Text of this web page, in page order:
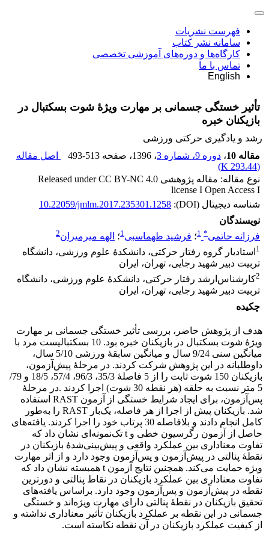
فهرست نشریات
سامانه نشر کتاب
کارگاه‌ها و دوره‌های آموزشی تخصصی
تماس با ما
English
تأثیر خستگی جسمانی بر مهارت ویژۀ شوت بسکتبال در
بازیکنان خبره
رشد و یادگیری حرکتی ورزشی
مقاله 10
، دوره 9، شماره 3 ، 1396 ، صفحه 493-513
اصل مقاله
(
293.44 K
)
نوع مقاله: مقاله پژوهشی Released under CC BY-NC 4.0
license I Open Access I
شناسه دیجیتال (DOI):
10.22059/jmlm.2017.235301.1258
نویسندگان
فرزانه حاتمی*
1؛ فرشید طهماسبی1؛ الهه میرمیران2
1 استادیار گروه رفتار حرکتی، دانشکدۀ علوم ورزشی، دانشگاه
تربیت دبیر شهید رجایی، تهران، ایران
2کارشناس‌ارشد رفتار حرکتی، دانشکدۀ علوم ورزشی، دانشگاه
تربیت دبیر شهید رجایی، تهران، ایران
چکیده
هدف از پژوهش حاضر، بررسی تأثیر خستگی جسمانی بر مهارت
ویژۀ شوت بسکتبال در بازیکنان خبره بود. 10 بسکتبالیست مرد با
میانگین سنی 9/24 سال و میانگین سابقۀ ورزشی 5/10 سال،
داوطلبانه در این پژوهش شرکت کردند. در مرحلۀ پیش‌آزمون،
بازیکنان 150 شوت ثابت را از 5 فاصلۀ 35/3، 96/3، 57/4، 18/5 و 79/
5 متر نسبت به حلقه (هر نقطه 30 شوت) اجرا کردند .در مرحلۀ
پس‌آزمون، برای ایجاد شرایط خستگی از آزمون RAST استفاده
شد. بازیکنان پیش از اجرا از هر فاصله، یک‌بار RAST را به‌طور
کامل انجام دادند و بلافاصله 30 پرتاب خود را اجرا کردند. یافته‌های
حاصل از آزمون رگرسیون خطی و t تک‌نمونه‌ای نشان داد که
تفاوت معناداری بین عملکرد واقعی و پیش‌بینی‌شدۀ بازیکنان در
نقطۀ پنالتی در پیش‌آزمون و پس‌آزمون وجود دارد و از اثر مهارت
ویژه حمایت می‌کند. همچنین نتایج آزمون t همبسته نشان داد که
تفاوت معناداری بین عملکرد بازیکنان در نقاط پنالتی و دورترین
نقطه در پیش‌آزمون و پس‌آزمون وجود دارد. براساس یافته‌های
تحقیق بازیکنان در نقطۀ پنالتی دارای مهارت ویژه‌اند و خستگی
جسمانی در این نقطه بر عملکرد بازیکنان تأثیر معناداری نداشته و
از کیفیت عملکرد بازیکنان در آن نقطه نکاسته است.